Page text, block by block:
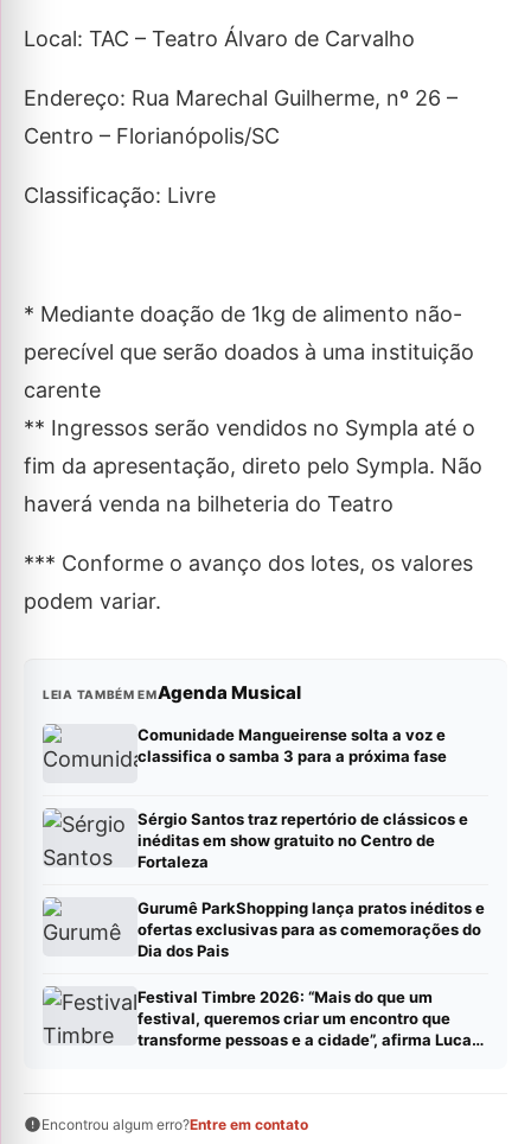
Local: TAC – Teatro Álvaro de Carvalho
Endereço: Rua Marechal Guilherme, nº 26 –
Centro – Florianópolis/SC
Classificação: Livre
* Mediante doação de 1kg de alimento não-
perecível que serão doados à uma instituição
carente
** Ingressos serão vendidos no Sympla até o
fim da apresentação, direto pelo Sympla. Não
haverá venda na bilheteria do Teatro
*** Conforme o avanço dos lotes, os valores
podem variar.
LEIA TAMBÉM EMAgenda Musical
Comunidade Mangueirense solta a voz e
classifica o samba 3 para a próxima fase
Sérgio Santos traz repertório de clássicos e
inéditas em show gratuito no Centro de
Fortaleza
Gurumê ParkShopping lança pratos inéditos e
ofertas exclusivas para as comemorações do
Dia dos Pais
Festival Timbre 2026: “Mais do que um
festival, queremos criar um encontro que
transforme pessoas e a cidade”, afirma Lucas
Encontrou algum erro?Entre em contato